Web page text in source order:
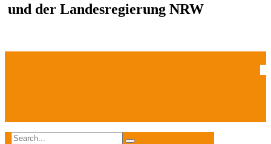
und der Landesregierung NRW